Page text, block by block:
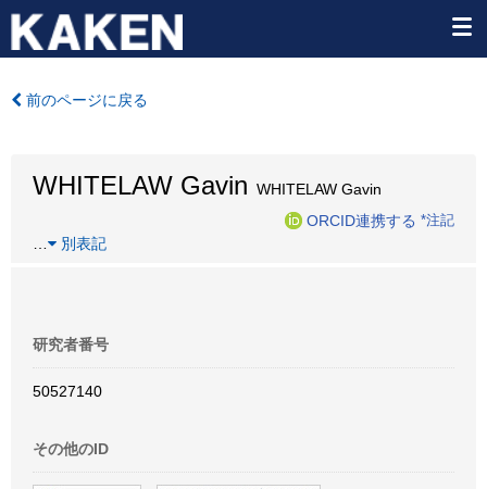
前のページに戻る
WHITELAW Gavin WHITELAW Gavin
ORCID連携する *注記
別表記
研究者番号
50527140
その他のID